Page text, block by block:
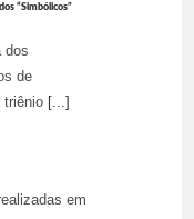
“Simbólicos”
dos
de
triênio [...]
em